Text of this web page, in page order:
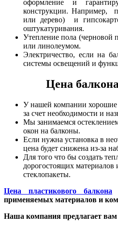
оформление и
конструкции. Например,
или дерево) и
оштукатуривания.
Утепление пола (черновой
или линолеумом.
Электричество, если на
системы освещений и
Цена
У нашей компании хорошие
за счет необходимости и
Мы занимаемся
окон на балконы.
Если нужна установка в
цена будет снижена из-за
Для того что бы создать
дорогостоящих
стеклопакеты.
Цена пластикового балкона
применяемых материалов и
Наша компания предлагает